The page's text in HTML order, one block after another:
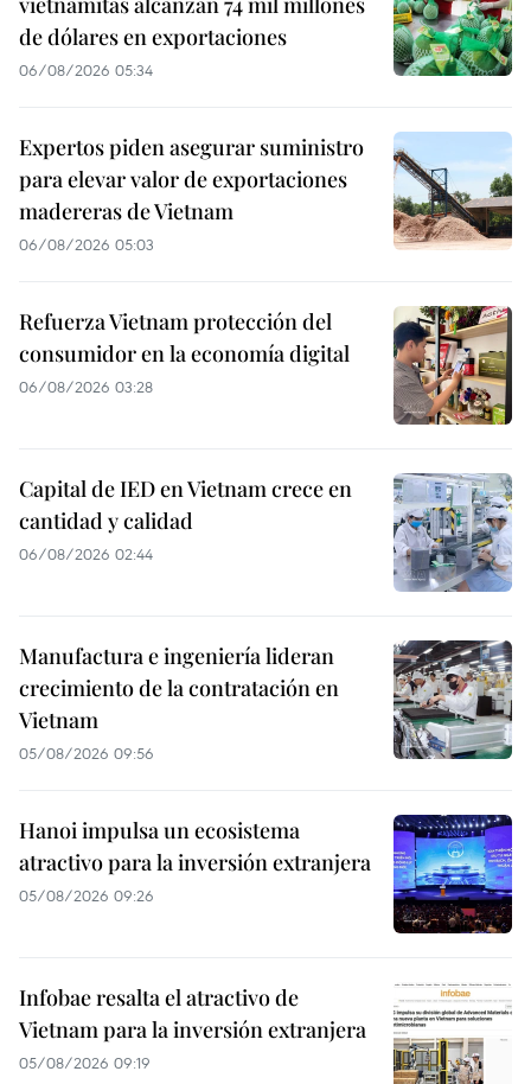
de dólares en exportaciones
06/08/2026 05:34
Expertos piden asegurar suministro
para elevar valor de exportaciones
madereras de Vietnam
06/08/2026 05:03
Refuerza Vietnam protección del
consumidor en la economía digital
06/08/2026 03:28
Capital de IED en Vietnam crece en
cantidad y calidad
06/08/2026 02:44
Manufactura e ingeniería lideran
crecimiento de la contratación en
Vietnam
05/08/2026 09:56
Hanoi impulsa un ecosistema
atractivo para la inversión extranjera
05/08/2026 09:26
Infobae resalta el atractivo de
Vietnam para la inversión extranjera
05/08/2026 09:19